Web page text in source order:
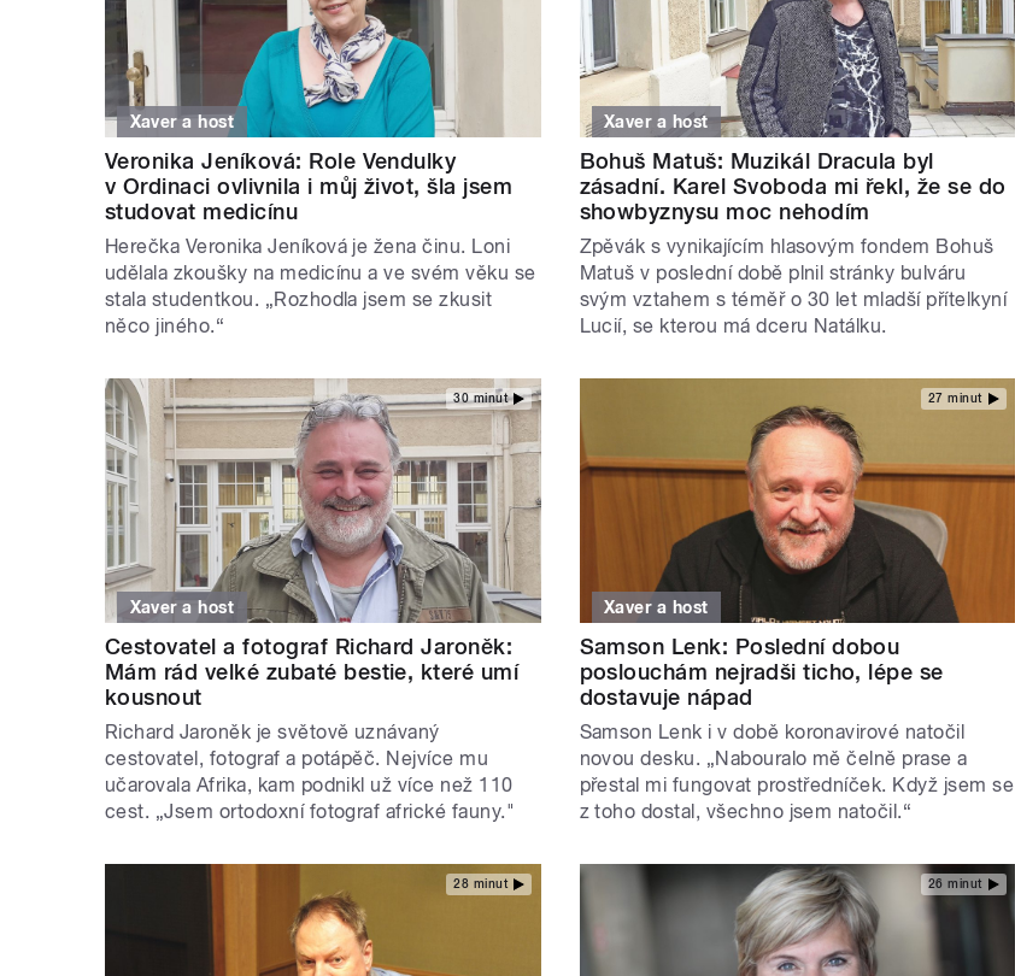
Xaver a host
Veronika Jeníková: Role Vendulky
v Ordinaci ovlivnila i můj život, šla jsem
studovat medicínu
Herečka Veronika Jeníková je žena činu. Loni
udělala zkoušky na medicínu a ve svém věku se
stala studentkou. „Rozhodla jsem se zkusit
něco jiného.“
Xaver a host
Bohuš Matuš: Muzikál Dracula byl
zásadní. Karel Svoboda mi řekl, že se do
showbyznysu moc nehodím
Zpěvák s vynikajícím hlasovým fondem Bohuš
Matuš v poslední době plnil stránky bulváru
svým vztahem s téměř o 30 let mladší přítelkyní
Lucií, se kterou má dceru Natálku.
30 minut
Xaver a host
Cestovatel a fotograf Richard Jaroněk:
Mám rád velké zubaté bestie, které umí
kousnout
Richard Jaroněk je světově uznávaný
cestovatel, fotograf a potápěč. Nejvíce mu
učarovala Afrika, kam podnikl už více než 110
cest. „Jsem ortodoxní fotograf africké fauny."
27 minut
Xaver a host
Samson Lenk: Poslední dobou
poslouchám nejradši ticho, lépe se
dostavuje nápad
Samson Lenk i v době koronavirové natočil
novou desku. „Nabouralo mě čelně prase a
přestal mi fungovat prostředníček. Když jsem se
z toho dostal, všechno jsem natočil.“
28 minut 26 minut